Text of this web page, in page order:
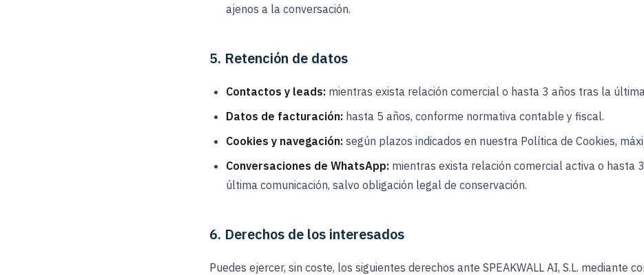
ajenos a la conversación.
5. Retención de datos
Contactos y leads: mientras exista relación comercial o hasta 3 años tras la
Datos de facturación: hasta 5 años, conforme normativa contable y fiscal.
Cookies y navegación: según plazos indicados en nuestra Política de Cookies,
Conversaciones de WhatsApp: mientras exista relación comercial activa o hasta
última comunicación, salvo obligación legal de conservación.
6. Derechos de los interesados
Puedes ejercer, sin coste, los siguientes derechos ante SPEAKWALL AI, S.L. mediante